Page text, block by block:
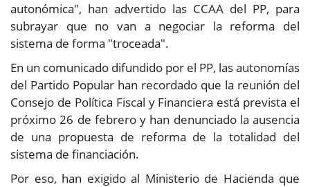
autonómica", han advertido las CCAA del PP, para
subrayar que no van a negociar la reforma del
sistema de forma "troceada".
En un comunicado difundido por el PP, las autonomías
del Partido Popular han recordado que la reunión del
Consejo de Política Fiscal y Financiera está prevista el
próximo 26 de febrero y han denunciado la ausencia
de una propuesta de reforma de la totalidad del
sistema de financiación.
Por eso, han exigido al Ministerio de Hacienda que